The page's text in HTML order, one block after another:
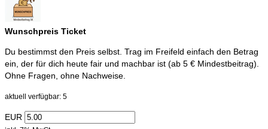
Wunschpreis Ticket
Du bestimmst den Preis selbst. Trag im Freifeld einfach den Betrag
ein, der für dich heute fair und machbar ist (ab 5 € Mindestbeitrag).
Ohne Fragen, ohne Nachweise.
aktuell verfügbar: 5
EUR